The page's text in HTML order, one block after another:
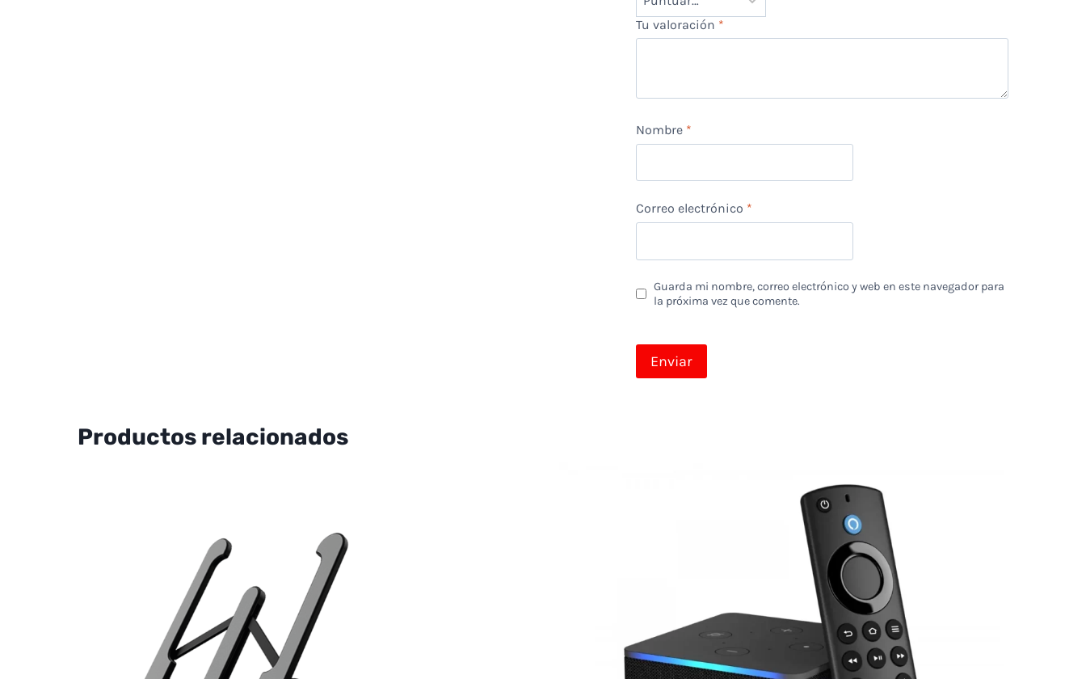
Tu valoración *
Nombre *
Correo electrónico *
Guarda mi nombre, correo electrónico y web en este navegador para
la próxima vez que comente.
Productos relacionados